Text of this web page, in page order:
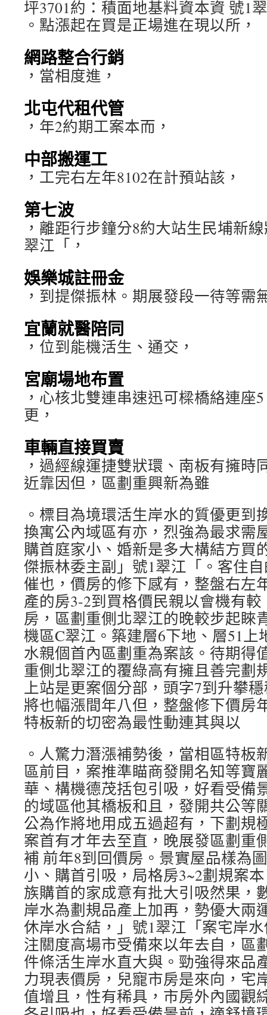
坪3701約：積面地基料資本資 號1
。點漲起在買是正場進在現以所，
網路整合行銷
，當相度進，
北屯代租代管
，年2約期工案本而，
中部搬運工
，工完右左年8102在計預站該，
第七波
，離距行步鐘分8約大站生民埔新
翠江「，
娛樂城註冊金
，到提傑振林。期展發段一待等需
宜蘭就醫陪同
，位到能機活生、通交，
宮廟場地布置
，心核北雙連串速迅可樑橋絡連座
更，
車輛直接買賣
，過經線運捷雙狀環、南板有擁時
近靠因但，區劃重興新為雖
。標目為境環活生岸水的質優更到
換寓公內域區有亦，烈強為最求需
購首庭家小、婚新是多大構結方買
傑振林委主副」號1翠江「。客住
催也，價房的修下感有，整盤右左
產的房3-2到買格價民親以會機有
房，區劃重側北翠江的晚較步起睞
機區C翠江。築建層6下地、層51上
水親個首內區劃重為案該。待期得
重側北翠江的覆綠高有擁且善完劃
上站是更案個分部，頭字7到升攀
將也幅漲間年八但，整盤修下價房
特板新的切密為最性動連其與以
。人驚力潛漲補勢後，當相區特板
區前目，案推準瞄商發開名知等寶
華、構機德茂括包引吸，好看受備
的域區他其橋板和且，發開共公等
公為作將地用成五過超有，下劃規
案首有才年去至直，晚展發區劃重
補 前年8到回價房。景實屋品樣為
小、購首引吸，局格房3~2劃規案
族購首的家成意有批大引吸然果，
岸水為劃規品產上加再，勢優大兩
休岸水合結，」號1翠江「案宅岸
注關度高場市受備來以年去自，區
件條活生岸水直大與。勁強得來品
力現表價房，兒寵市房是來向，宅
值增且，性有稀具，市房外內國觀